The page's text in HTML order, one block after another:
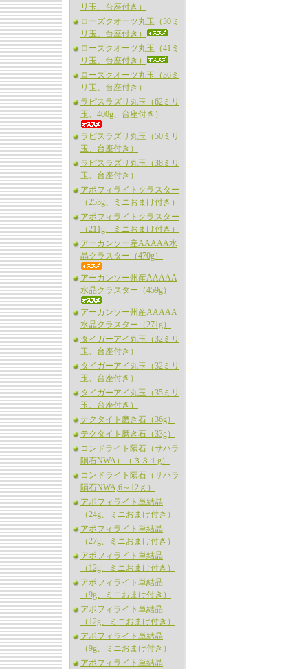
リ玉、台座付き）
ローズクオーツ丸玉（30ミ
リ玉、台座付き）
ローズクオーツ丸玉（41ミ
リ玉、台座付き）
ローズクオーツ丸玉（36ミ
リ玉、台座付き）
ラピスラズリ丸玉（62ミリ
玉、400g、台座付き）
ラピスラズリ丸玉（50ミリ
玉、台座付き）
ラピスラズリ丸玉（38ミリ
玉、台座付き）
アポフィライトクラスター
（253g、ミニおまけ付き）
アポフィライトクラスター
（211g、ミニおまけ付き）
アーカンソー産AAAAA水
晶クラスター（470g）
アーカンソー州産AAAAA
水晶クラスター（459g）
アーカンソー州産AAAAA
水晶クラスター（271g）
タイガーアイ丸玉（32ミリ
玉、台座付き）
タイガーアイ丸玉（32ミリ
玉、台座付き）
タイガーアイ丸玉（35ミリ
玉、台座付き）
テクタイト磨き石（36g）
テクタイト磨き石（33g）
コンドライト隕石（サハラ
隕石NWA）（３３１g）
コンドライト隕石（サハラ
隕石NWA,6～12ｇ）
アポフィライト単結晶
（24g、ミニおまけ付き）
アポフィライト単結晶
（27g、ミニおまけ付き）
アポフィライト単結晶
（12g、ミニおまけ付き）
アポフィライト単結晶
（9g、ミニおまけ付き）
アポフィライト単結晶
（12g、ミニおまけ付き）
アポフィライト単結晶
（9g、ミニおまけ付き）
アポフィライト単結晶